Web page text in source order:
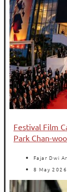
Festival Film
Park Chan-
Fajar Dwi
8 May 2026